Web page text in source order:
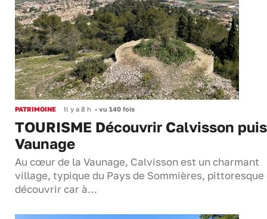
PATRIMOINE Il y a 8 h • vu 140 fois
TOURISME Découvrir Calvisson
Vaunage
Au cœur de la Vaunage, Calvisson est un charmant
village, typique du Pays de Sommières, pittoresque
découvrir car à…